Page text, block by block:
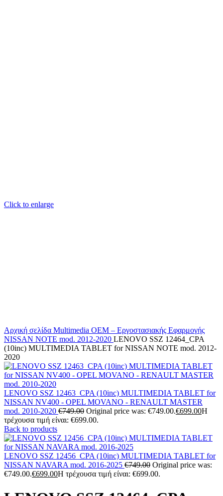
Click to enlarge
Αρχική σελίδα Multimedia OEM – Εργοστασιακής Εφαρμογής
NISSAN NOTE mod. 2012-2020 LENOVO SSZ 12464_CPA
(10inc) MULTIMEDIA TABLET for NISSAN NOTE mod. 2012-
2020
LENOVO SSZ 12463_CPA (10inc) MULTIMEDIA TABLET for
NISSAN NV400 - OPEL MOVANO - RENAULT MASTER
mod. 2010-2020 €749.00 Original price was: €749.00.€699.00Η
τρέχουσα τιμή είναι: €699.00.
Back to products
LENOVO SSZ 12456_CPA (10inc) MULTIMEDIA TABLET for
NISSAN NAVARA mod. 2016-2025 €749.00 Original price was:
€749.00.€699.00Η τρέχουσα τιμή είναι: €699.00.